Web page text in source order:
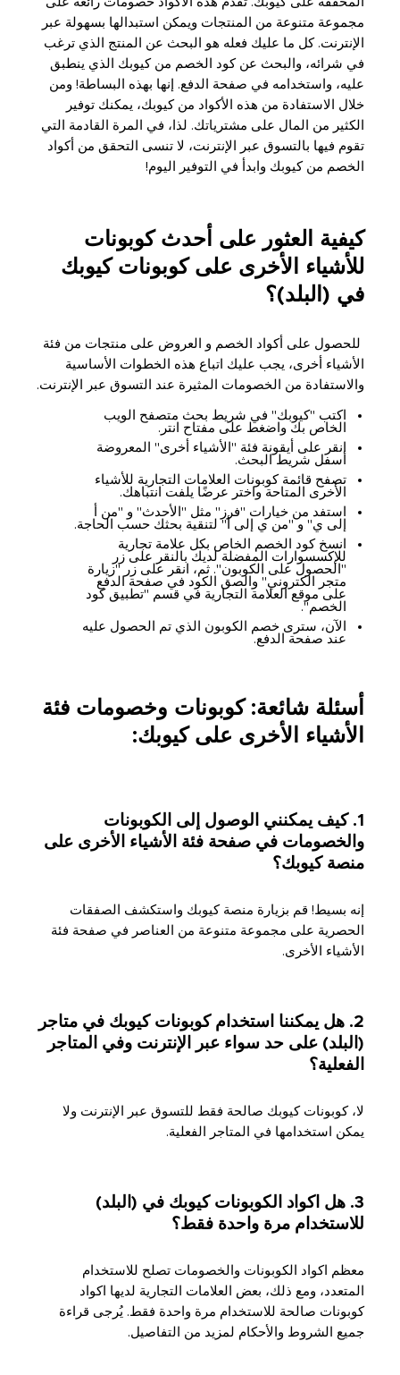
مجموعة متنوعة من المنتجات ويمكن استبدالها بسهولة عبر
الإنترنت. كل ما عليك فعله هو البحث عن المنتج الذي ترغب
في شرائه، والبحث عن كود الخصم من كيوبك الذي ينطبق
عليه، واستخدامه في صفحة الدفع. إنها بهذه البساطة! ومن
خلال الاستفادة من هذه الأكواد من كيوبك، يمكنك توفير
الكثير من المال على مشترياتك. لذا، في المرة القادمة التي
تقوم فيها بالتسوق عبر الإنترنت، لا تنسى التحقق من أكواد
الخصم من كيوبك وابدأ في التوفير اليوم!
كيفية العثور على أحدث كوبونات
للأشياء الأخرى على كوبونات كيوبك
في (البلد)؟
للحصول على أكواد الخصم و العروض على منتجات من فئة
الأشياء أخرى، يجب عليك اتباع هذه الخطوات الأساسية
والاستفادة من الخصومات المثيرة عند التسوق عبر الإنترنت.
اكتب "كيوبك" في شريط بحث متصفح الويب
الخاص بك واضغط على مفتاح انتر.
انقر على أيقونة فئة "الأشياء أخرى" المعروضة
أسفل شريط البحث.
تصفح قائمة كوبونات العلامات التجارية للأشياء
الأخرى المتاحة واختر عرضًا يلفت انتباهك.
استفد من خيارات "فرز" مثل "الأحدث" و "من أ
إلى ي" و "من ي إلى أ" لتنقية بحثك حسب الحاجة.
انسخ كود الخصم الخاص بكل علامة تجارية
للإكسسوارات المفضلة لديك بالنقر على زر
"الحصول على الكوبون". ثم، انقر على زر "زيارة
متجر الكتروني" والصق الكود في صفحة الدفع
على موقع العلامة التجارية في قسم "تطبيق كود
الخصم".
الآن، سترى خصم الكوبون الذي تم الحصول عليه
عند صفحة الدفع.
أسئلة شائعة: كوبونات وخصومات فئة
الأشياء الأخرى على كيوبك:
1. كيف يمكنني الوصول إلى الكوبونات
والخصومات في صفحة فئة الأشياء الأخرى على
منصة كيوبك؟
إنه بسيط! قم بزيارة منصة كيوبك واستكشف الصفقات
الحصرية على مجموعة متنوعة من العناصر في صفحة فئة
الأشياء الأخرى.
2. هل يمكننا استخدام كوبونات كيوبك في متاجر
(البلد) على حد سواء عبر الإنترنت وفي المتاجر
الفعلية؟
لا، كوبونات كيوبك صالحة فقط للتسوق عبر الإنترنت ولا
يمكن استخدامها في المتاجر الفعلية.
3. هل اكواد الكوبونات كيوبك في (البلد)
للاستخدام مرة واحدة فقط؟
معظم اكواد الكوبونات والخصومات تصلح للاستخدام
المتعدد، ومع ذلك، بعض العلامات التجارية لديها اكواد
كوبونات صالحة للاستخدام مرة واحدة فقط. يُرجى قراءة
جميع الشروط والأحكام لمزيد من التفاصيل.